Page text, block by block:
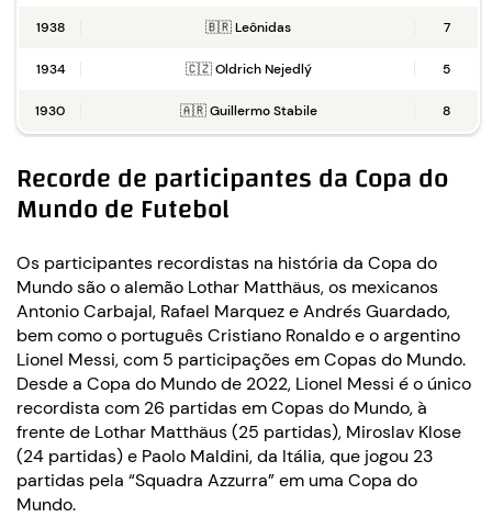
1938 🇧🇷 Leônidas 7
1934 🇨🇿 Oldrich Nejedlý 5
1930 🇦🇷 Guillermo Stabile 8
Recorde de participantes da Copa do
Mundo de Futebol
Os participantes recordistas na história da Copa do
Mundo são o alemão Lothar Matthäus, os mexicanos
Antonio Carbajal, Rafael Marquez e Andrés Guardado,
bem como o português Cristiano Ronaldo e o argentino
Lionel Messi, com 5 participações em Copas do Mundo.
Desde a Copa do Mundo de 2022, Lionel Messi é o único
recordista com 26 partidas em Copas do Mundo, à
frente de Lothar Matthäus (25 partidas), Miroslav Klose
(24 partidas) e Paolo Maldini, da Itália, que jogou 23
partidas pela “Squadra Azzurra” em uma Copa do
Mundo.